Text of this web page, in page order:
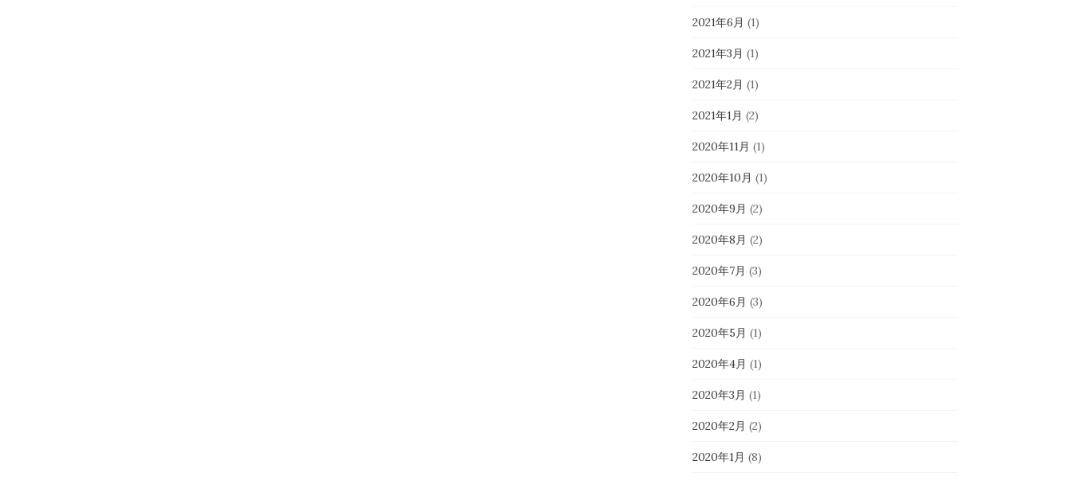
2021年6月 (1)
2021年3月 (1)
2021年2月 (1)
2021年1月 (2)
2020年11月 (1)
2020年10月 (1)
2020年9月 (2)
2020年8月 (2)
2020年7月 (3)
2020年6月 (3)
2020年5月 (1)
2020年4月 (1)
2020年3月 (1)
2020年2月 (2)
2020年1月 (8)